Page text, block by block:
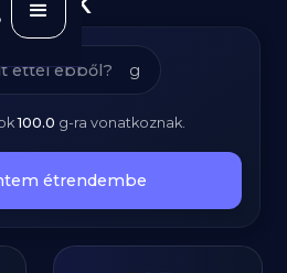
g
100.0 g-ra vonatkoznak.
étrendembe